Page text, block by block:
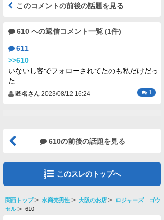
このコメントの前後の話題を見る
610 への返信コメント一覧 (1件)
611
>>610
いないし客でフォローされてたのも私だけだっ
た
匿名さん 2023/08/12 16:24 1
610の前後の話題を見る
このスレのトップへ
関西トップ 水商売男性 大阪のお店 ロジャーズ ゴウ
セル 610